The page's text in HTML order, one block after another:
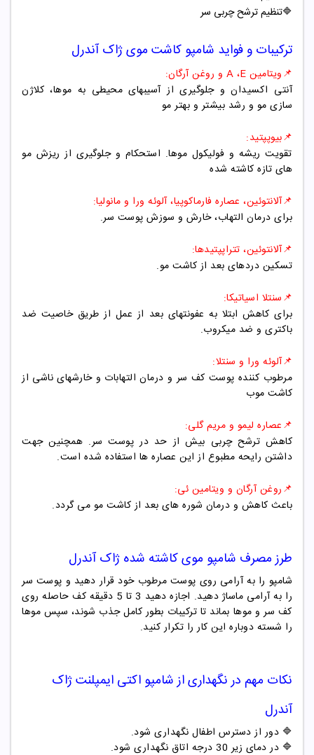
🔷تنظیم ترشح چربی سر
ترکیبات و فواید شامپو کاشت موی ژاک آندرل
📌ویتامین A ،E و روغن آرگان:
آنتی اکسیدان و جلوگیری از آسیبهای محیطی به موها، کلاژن
سازی مو و رشد بیشتر و بهتر مو
📌بیوپپتید:
تقویت ریشه و فولیکول موها. استحکام و جلوگیری از ریزش مو
های تازه کاشته شده
📌آلانتوئین، عصاره فارماکوپیا، آلوئه ورا و مانولیا:
برای درمان التهاب، خارش و سوزش پوست سر.
📌آلانتوئین، تتراپپتیدها:
تسکین دردهای بعد از کاشت مو.
📌سنتلا اسیاتیکا:
برای کاهش ابتلا به عفونتهای بعد از عمل از طریق خاصیت ضد
باکتری و ضد میکروب.
📌آلوئه ورا و سنتلا:
مرطوب کننده پوست کف سر و درمان التهابات و خارشهای ناشی از
کاشت موب
📌عصاره لیمو و مریم گلی:
کاهش ترشح چربی بیش از حد در پوست سر. همچنین جهت
داشتن رایحه مطبوع از این عصاره ها استفاده شده است.
📌روغن آرگان و ویتامین ئی:
باعث کاهش و درمان شوره های بعد از کاشت مو می گردد.
طرز مصرف شامپو موی کاشته شده ژاک آندرل
شامپو را به آرامی روی پوست مرطوب خود قرار دهید و پوست سر
را به آرامی ماساژ دهید. اجازه دهید 3 تا 5 دقیقه کف حاصله روی
کف سر و موها بماند تا ترکیبات بطور کامل جذب شوند، سپس موها
را شسته دوباره این کار را تکرار کنید.
نکات مهم در نگهداری از شامپو اکتی ایمپلنت ژاک
آندرل
🔷 دور از دسترس اطفال نگهداری شود.
🔷 در دمای زیر 30 درجه اتاق نگهداری شود.